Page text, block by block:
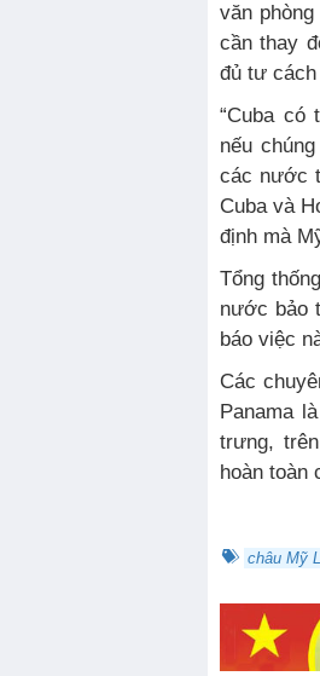
văn
cần thay
đủ tư
“Cuba có
nếu
các nước
Cuba và
định mà
Tổng
nước bảo
báo việc
Các
Panama
trưng,
hoàn toàn
châu Mỹ